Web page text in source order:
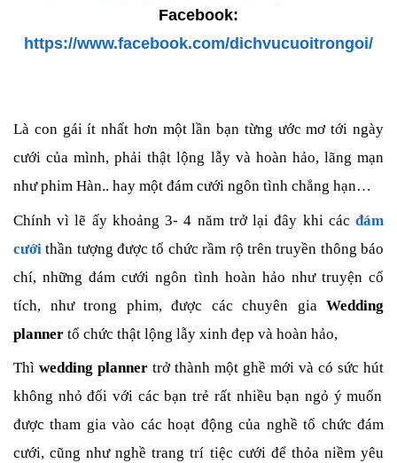
Facebook:
https://www.facebook.com/dichvucuoitrongoi/
Là con gái ít nhất hơn một lần bạn từng ước mơ tới ngày
cưới của mình, phải thật lộng lẫy và hoàn hảo, lãng mạn
như phim Hàn.. hay một đám cưới ngôn tình chẳng hạn…
Chính vì lẽ ấy khoảng 3- 4 năm trở lại đây khi các đám
cưới thần tượng được tổ chức rầm rộ trên truyền thông báo
chí, những đám cưới ngôn tình hoàn hảo như truyện cổ
tích, như trong phim, được các chuyên gia Wedding
planner tổ chức thật lộng lẫy xinh đẹp và hoàn hảo,
Thì wedding planner trở thành một ghề mới và có sức hút
không nhỏ đối với các bạn trẻ rất nhiều bạn ngỏ ý muốn
được tham gia vào các hoạt động của nghề tổ chức đám
cưới, cũng như nghề trang trí tiệc cưới để thỏa niềm yêu